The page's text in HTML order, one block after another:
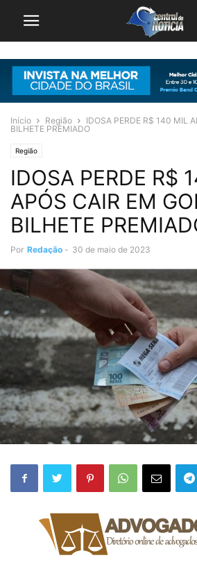
Início Região
IDOSA PERDE R$ 140 MIL
BILHETE PREMIADO
Região
IDOSA PERDE R$
APÓS CAIR EM
BILHETE
Por Redação - 30 de maio de 2023